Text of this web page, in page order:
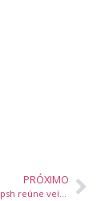
PRÓXIMO
V Rally de Flonópsh reúne veículos históricos e fortalece Santa Catarina como referência no antigomobilismo brasileiro